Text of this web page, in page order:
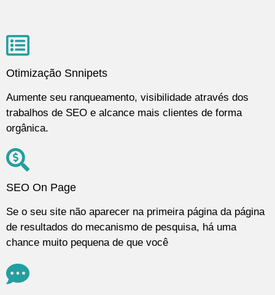
Otimização Snnipets
Aumente seu ranqueamento, visibilidade através dos
trabalhos de SEO e alcance mais clientes de forma
orgânica.
SEO On Page
Se o seu site não aparecer na primeira página da página
de resultados do mecanismo de pesquisa, há uma
chance muito pequena de que você